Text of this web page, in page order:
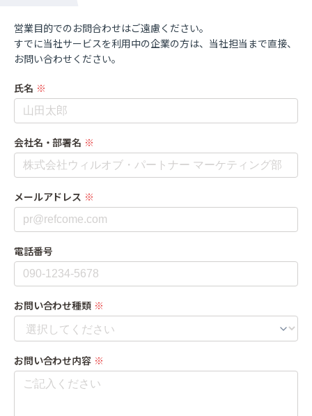
営業目的でのお問合わせはご遠慮ください。
すでに当社サービスを利用中の企業の方は、当社担当まで直接、
お問い合わせください。
氏名 ※
会社名・部署名 ※
メールアドレス ※
電話番号
お問い合わせ種類 ※
お問い合わせ内容 ※